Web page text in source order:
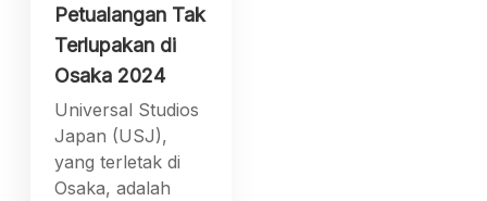
Petualangan Tak
Terlupakan di
Osaka 2024
Universal Studios
Japan (USJ),
yang terletak di
Osaka, adalah